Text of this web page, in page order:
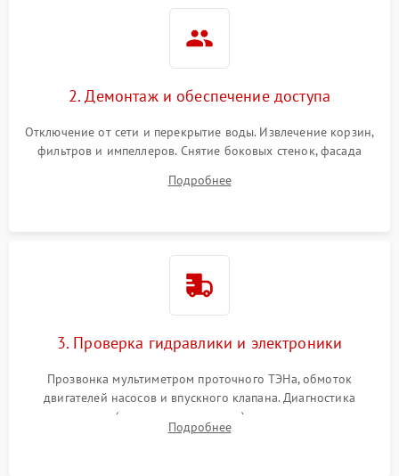
2. Демонтаж и обеспечение доступа
Отключение от сети и перекрытие воды. Извлечение корзин,
фильтров и импеллеров. Снятие боковых стенок, фасада
циркуляционному насосу, ТЭНу и сливной помпе.
Подробнее
3. Проверка гидравлики и электроники
Прозвонка мультиметром проточного ТЭНа, обмоток
двигателей насосов и впускного клапана. Диагностика
прессостата (датчика уровня воды), датчика мутности,
концевика дверцы и электронного модуля управления.
Подробнее